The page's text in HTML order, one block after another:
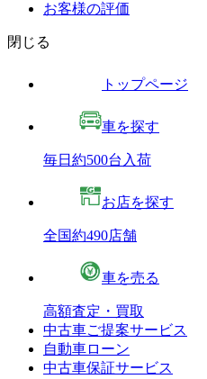
お客様の評価
閉じる
トップページ
車を探す
毎日約500台入荷
お店を探す
全国約490店舗
車を売る
高額査定・買取
中古車ご提案サービス
自動車ローン
中古車保証サービス